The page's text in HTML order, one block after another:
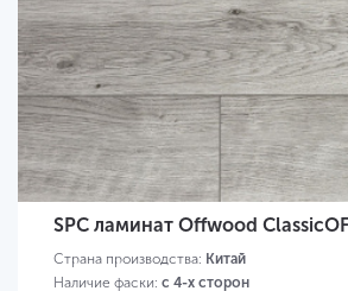
SPC ламинат Offwood
Страна производства: Китай
Наличие фаски: с 4-х сторон